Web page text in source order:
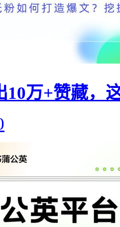
10万+赞藏，